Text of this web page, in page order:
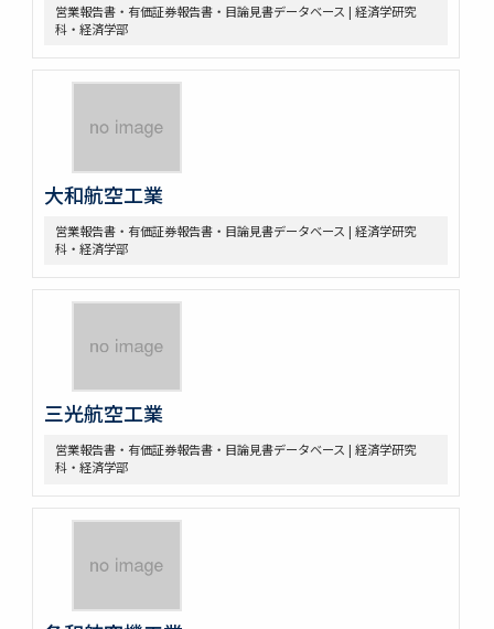
営業報告書・有価証券報告書・目論見書データベース | 経済学研究
科・経済学部
大和航空工業
営業報告書・有価証券報告書・目論見書データベース | 経済学研究
科・経済学部
三光航空工業
営業報告書・有価証券報告書・目論見書データベース | 経済学研究
科・経済学部